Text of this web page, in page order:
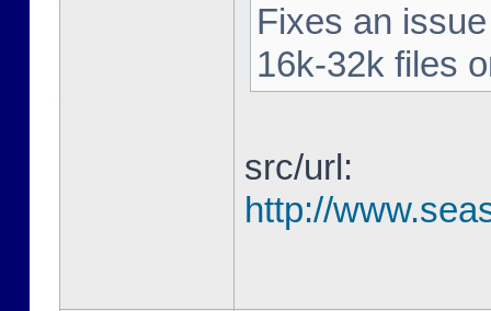
Fixes an
16k-32k files
src/url:
http://